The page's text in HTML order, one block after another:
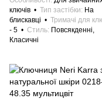
ключів
Тип застібки
На
блискавці
Тримачі для
- 5
Стиль Повсякденні,
Класичні